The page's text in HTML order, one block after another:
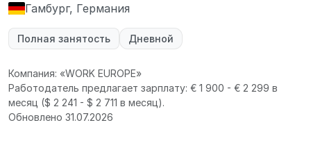
Гамбург, Германия
Полная занятость Дневной
Компания: «WORK EUROPE»
Работодатель предлагает зарплату: € 1 900 - € 2 299 в
месяц ($ 2 241 - $ 2 711 в месяц).
Обновлено 31.07.2026